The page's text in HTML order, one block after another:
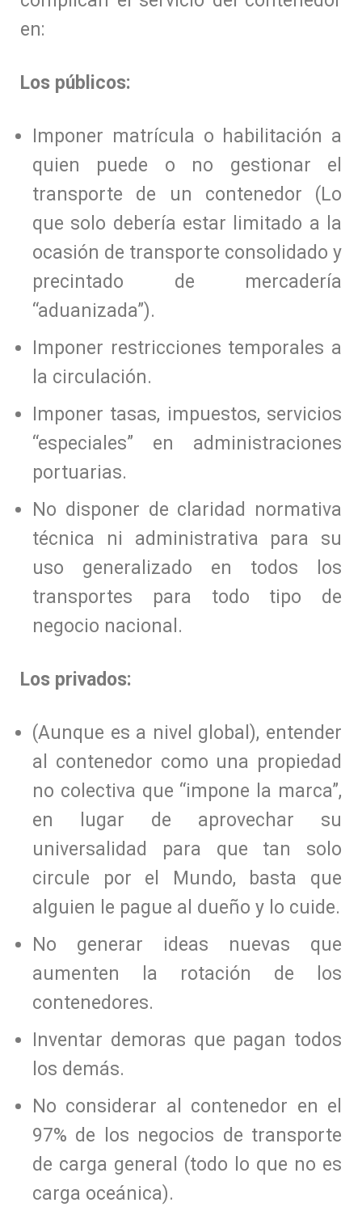
en:
Los públicos:
Imponer matrícula o habilitación a
quien puede o no gestionar el
transporte de un contenedor (Lo
que solo debería estar limitado a la
ocasión de transporte consolidado y
precintado de mercadería
“aduanizada”).
Imponer restricciones temporales a
la circulación.
Imponer tasas, impuestos, servicios
“especiales” en administraciones
portuarias.
No disponer de claridad normativa
técnica ni administrativa para su
uso generalizado en todos los
transportes para todo tipo de
negocio nacional.
Los privados:
(Aunque es a nivel global), entender
al contenedor como una propiedad
no colectiva que “impone la marca”,
en lugar de aprovechar su
universalidad para que tan solo
circule por el Mundo, basta que
alguien le pague al dueño y lo cuide.
No generar ideas nuevas que
aumenten la rotación de los
contenedores.
Inventar demoras que pagan todos
los demás.
No considerar al contenedor en el
97% de los negocios de transporte
de carga general (todo lo que no es
carga oceánica).